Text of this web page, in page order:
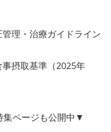
理・治療ガイドライン
摂取基準（2025年
集ページも公開中▼